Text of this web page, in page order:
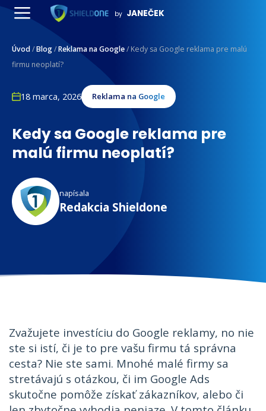
Preskočiť
Úvod/Blog/Reklama na Google/Kedy sa Google reklama pre malú
firmu neoplatí?
18 marca, 2026 Reklama na Google
Kedy sa Google reklama pre
malú firmu neoplatí?
napísala
Redakcia Shieldone
by JANEČEK
Zvažujete investíciu do Google reklamy, no nie
ste si istí, či je to pre vašu firmu tá správna
cesta? Nie ste sami. Mnohé malé firmy sa
stretávajú s otázkou, či im Google Ads
skutočne pomôže získať zákazníkov, alebo či